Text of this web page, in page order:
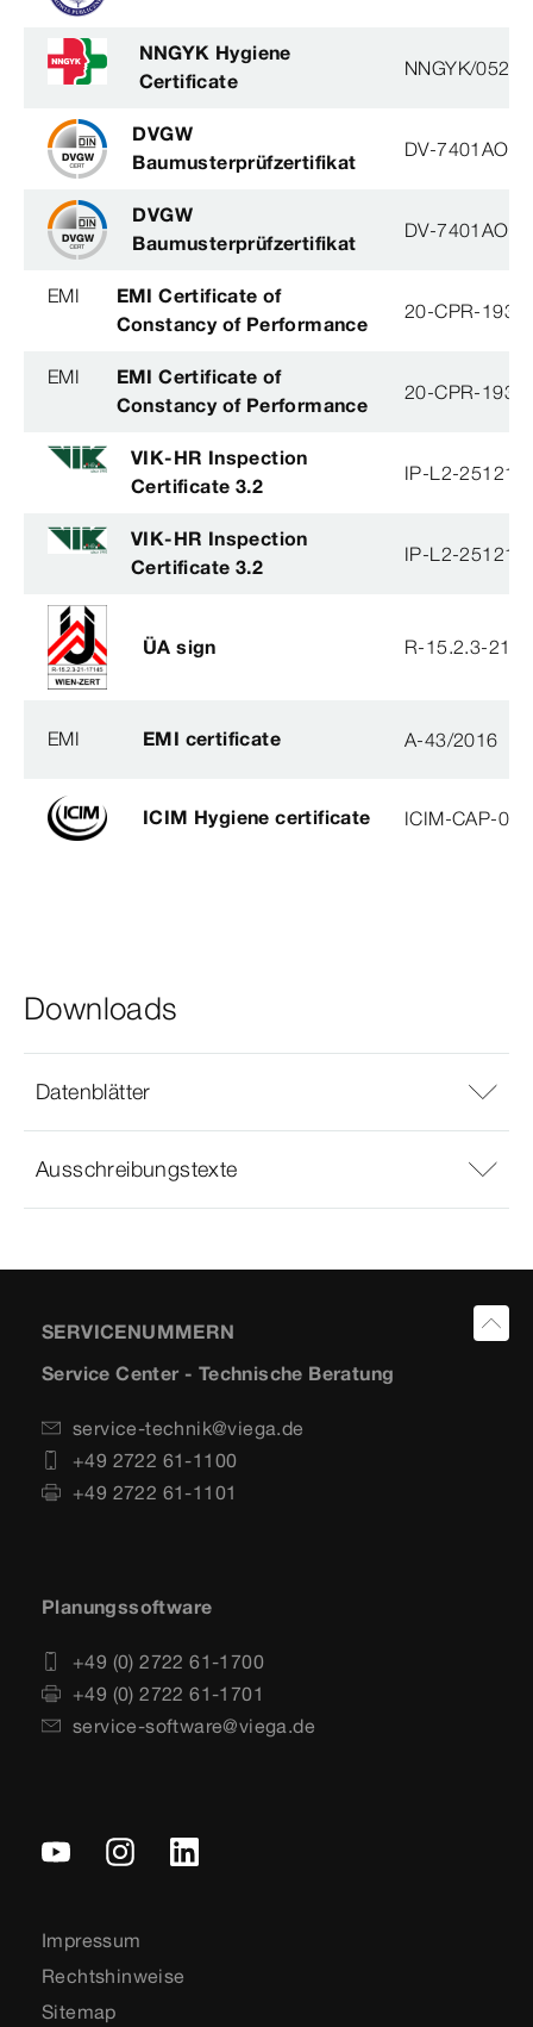
NNGYK Hygiene
Certificate
NNGYK/
DVGW
Baumusterprüfzertifikat
DV-
DVGW
Baumusterprüfzertifikat
DV-
EMI
EMI Certificate of
Constancy of Performance
20-CPR-193-
EMI
EMI Certificate of
Constancy of Performance
20-CPR-193-
VIK-HR Inspection
Certificate 3.2
IP-L2-
VIK-HR Inspection
Certificate 3.2
IP-L2-
ÜA sign R-15.2.3-21-
EMI EMI certificate A-43/2016
ICIM Hygiene certificate ICIM-CAP-
Downloads
Datenblätter
Ausschreibungstexte
SERVICENUMMERN
Service Center - Technische Beratung
service-technik@viega.de
+49 2722 61-1100
+49 2722 61-1101
Planungssoftware
+49 (0) 2722 61-1700
+49 (0) 2722 61-1701
service-software@viega.de
Impressum
Rechtshinweise
Sitemap